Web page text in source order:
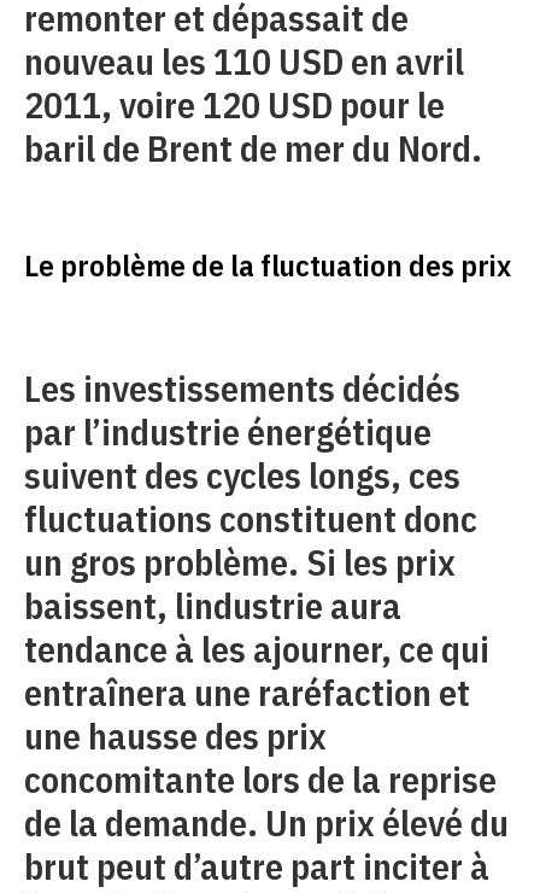
remonter et dépassait de
nouveau les 110 USD en avril
2011, voire 120 USD pour le
baril de Brent de mer du Nord.
Le problème de la fluctuation des prix
Les investissements décidés
par l’industrie énergétique
suivent des cycles longs, ces
fluctuations constituent donc
un gros problème. Si les prix
baissent, lindustrie aura
tendance à les ajourner, ce qui
entraînera une raréfaction et
une hausse des prix
concomitante lors de la reprise
de la demande. Un prix élevé du
brut peut d’autre part inciter à